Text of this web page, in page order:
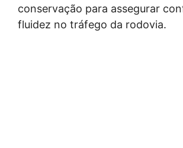
conservação para assegurar
fluidez no tráfego da rodovia.